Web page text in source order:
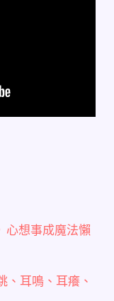
心想事成魔法懶
、耳鳴、耳癢、